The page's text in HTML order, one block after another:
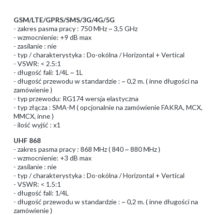
GSM/LTE/GPRS/SMS/3G/4G/5G
- zakres pasma pracy : 750 MHz ~ 3,5 GHz
- wzmocnienie: +9 dB max
- zasilanie : nie
- typ / charakterystyka : Do-okólna / Horizontal + Vertical
- VSWR: < 2.5:1
- długość fali: 1/4L ~ 1L
- długość przewodu w standardzie : ~ 0,2 m. ( inne długości na
zamówienie )
- typ przewodu: RG174 wersja elastyczna
- typ złącza : SMA-M ( opcjonalnie na zamówienie FAKRA, MCX,
MMCX, inne )
- ilość wyjść : x1
UHF 868
- zakres pasma pracy : 868 MHz ( 840 ~ 880 MHz )
- wzmocnienie: +3 dB max
- zasilanie : nie
- typ / charakterystyka : Do-okólna / Horizontal + Vertical
- VSWR: < 1.5:1
- długość fali: 1/4L
- długość przewodu w standardzie : ~ 0,2 m. ( inne długości na
zamówienie )